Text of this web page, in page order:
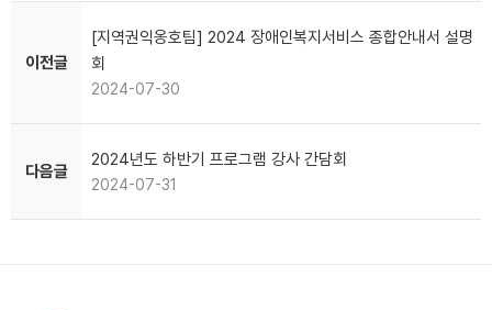
이전글
[지역권익옹호팀] 2024 장애인복지서비스 종합안내서 설명
회
2024-07-30
다음글
2024년도 하반기 프로그램 강사 간담회
2024-07-31